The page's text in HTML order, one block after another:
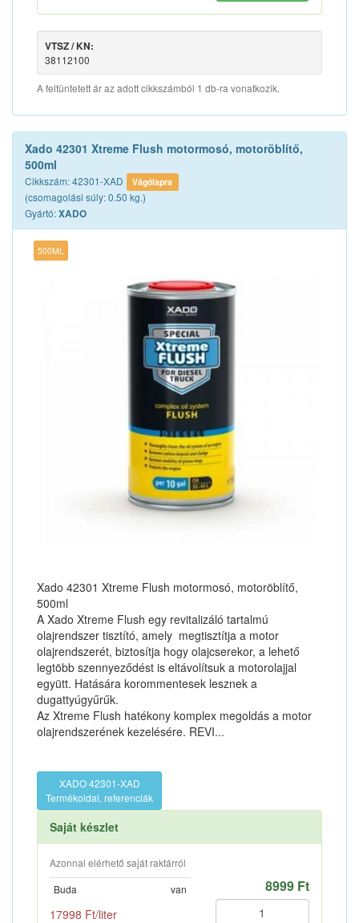
VTSZ / KN:
38112100
A feltüntetett ár az adott cikkszámból 1 db-ra vonatkozik.
Xado 42301 Xtreme Flush motormosó, motoröblítő,
500ml
Cikkszám: 42301-XAD Vágólapra
(csomagolási súly: 0.50 kg.)
Gyártó:XADO
500ML
Xado 42301 Xtreme Flush motormosó, motoröblítő,
500ml
A Xado Xtreme Flush egy revitalizáló tartalmú
olajrendszer tisztító, amely megtisztítja a motor
olajrendszerét, biztosítja hogy olajcserekor, a lehető
legtöbb szennyeződést is eltávolítsuk a motorolajjal
együtt. Hatására korommentesek lesznek a
dugattyúgyűrűk.
Az Xtreme Flush hatékony komplex megoldás a motor
olajrendszerének kezelésére. REVI...
XADO 42301-XAD
Termékoldal, referenciák
Saját készlet
Azonnal elérhető saját raktárról
Buda
van
17998 Ft/liter
8999 Ft